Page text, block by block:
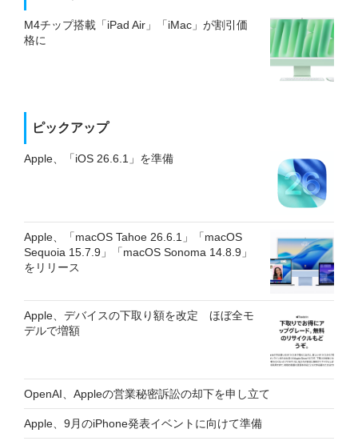
M4チップ搭載「iPad Air」「iMac」が割引価
格に
ピックアップ
Apple、「iOS 26.6.1」を準備
Apple、「macOS Tahoe 26.6.1」「macOS
Sequoia 15.7.9」「macOS Sonoma 14.8.9」
をリリース
Apple、デバイスの下取り額を改定 ほぼ全モ
デルで増額
OpenAI、Appleの営業秘密訴訟の却下を申し立て
Apple、9月のiPhone発表イベントに向けて準備